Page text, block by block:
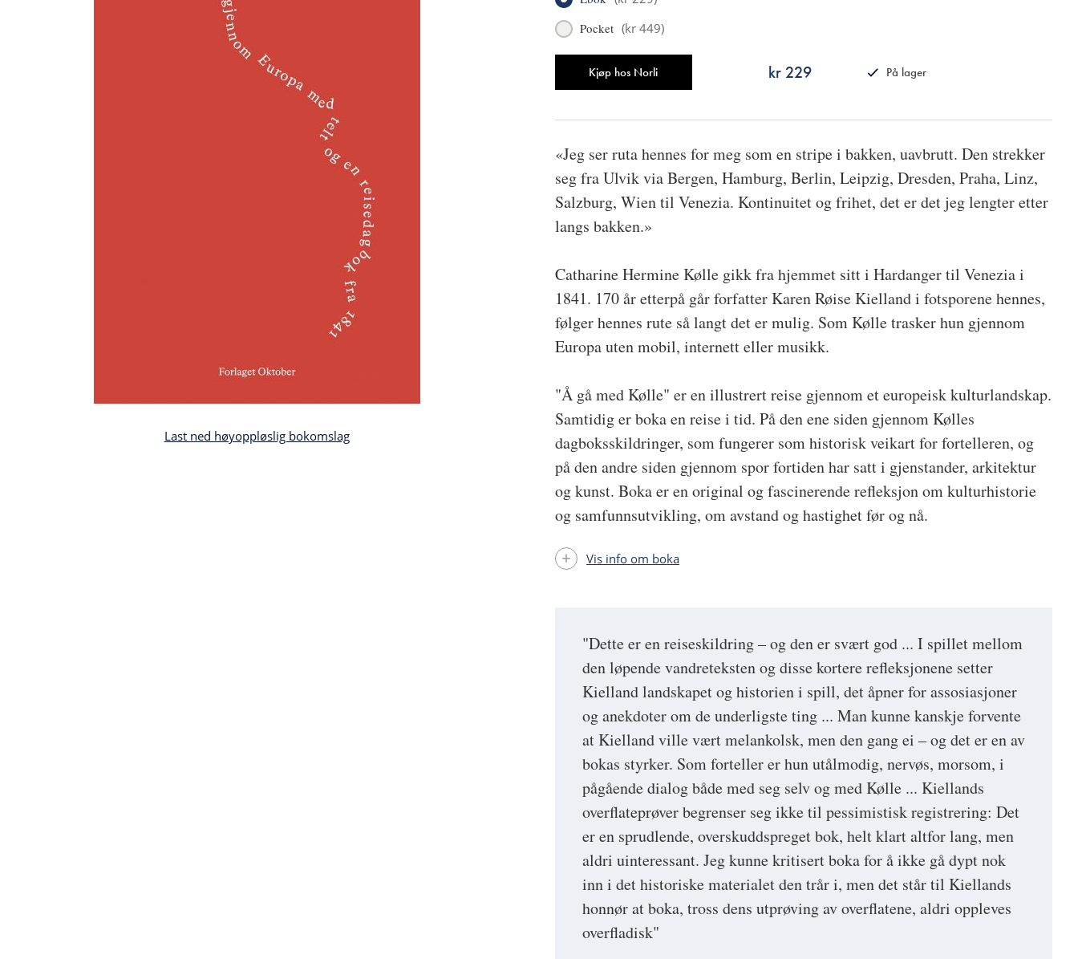
Last ned høyoppløslig bokomslag
Pocket (kr 449)
Kjøp hos Norli kr 229
På lager
"Dette er en reiseskildring – og den er svært god ... I spillet mellom
den løpende vandreteksten og disse kortere refleksjonene setter
Kielland landskapet og historien i spill, det åpner for assosiasjoner
og anekdoter om de underligste ting ... Man kunne kanskje forvente
at Kielland ville vært melankolsk, men den gang ei – og det er en av
bokas styrker. Som forteller er hun utålmodig, nervøs, morsom, i
pågående dialog både med seg selv og med Kølle ... Kiellands
overflateprøver begrenser seg ikke til pessimistisk registrering: Det
er en sprudlende, overskuddspreget bok, helt klart altfor lang, men
aldri uinteressant. Jeg kunne kritisert boka for å ikke gå dypt nok
inn i det historiske materialet den trår i, men det står til Kiellands
honnør at boka, tross dens utprøving av overflatene, aldri oppleves
overfladisk"
«Jeg ser ruta hennes for meg som en stripe i bakken, uavbrutt. Den strekker
seg fra Ulvik via Bergen, Hamburg, Berlin, Leipzig, Dresden, Praha, Linz,
Salzburg, Wien til Venezia. Kontinuitet og frihet, det er det jeg lengter etter
langs bakken.»
Catharine Hermine Kølle gikk fra hjemmet sitt i Hardanger til Venezia i
1841. 170 år etterpå går forfatter Karen Røise Kielland i fotsporene hennes,
følger hennes rute så langt det er mulig. Som Kølle trasker hun gjennom
Europa uten mobil, internett eller musikk.
"Å gå med Kølle" er en illustrert reise gjennom et europeisk kulturlandskap.
Samtidig er boka en reise i tid. På den ene siden gjennom Kølles
dagboksskildringer, som fungerer som historisk veikart for fortelleren, og
på den andre siden gjennom spor fortiden har satt i gjenstander, arkitektur
og kunst. Boka er en original og fascinerende refleksjon om kulturhistorie
og samfunnsutvikling, om avstand og hastighet før og nå.
Vis info om boka